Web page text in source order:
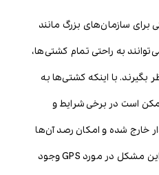
برای سازمان‌های بزرگ مانند
به راحتی تمام کشتی‌ها،
بگیرند. با اینکه کشتی‌ها به
است در برخی شرایط و
خارج شده و امکان رصد آن‌ها
وجود نداشته باشد در صورتی که این مشکل در مورد GPS وجود